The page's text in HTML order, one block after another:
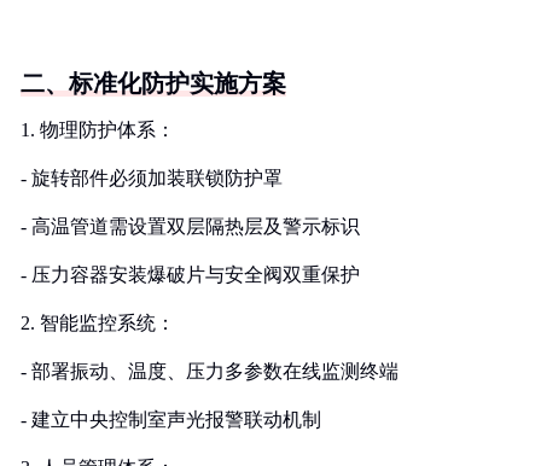
二、标准化防护实施方案
1. 物理防护体系：
- 旋转部件必须加装联锁防护罩
- 高温管道需设置双层隔热层及警示标识
- 压力容器安装爆破片与安全阀双重保护
2. 智能监控系统：
- 部署振动、温度、压力多参数在线监测终端
- 建立中央控制室声光报警联动机制